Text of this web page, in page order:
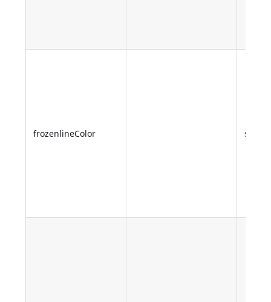
frozenlineColor string